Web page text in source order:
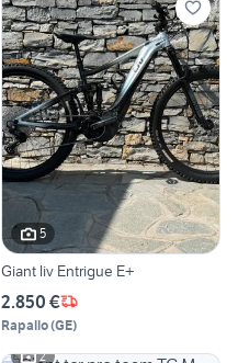
5
Giant liv Entrigue E+
2.850 €
Rapallo(GE)
2